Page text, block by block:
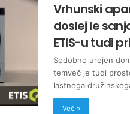
Vrhunski
doslej le
ETIS-u tudi
Sodobno urejen
temveč je tudi
lastnega
Več »